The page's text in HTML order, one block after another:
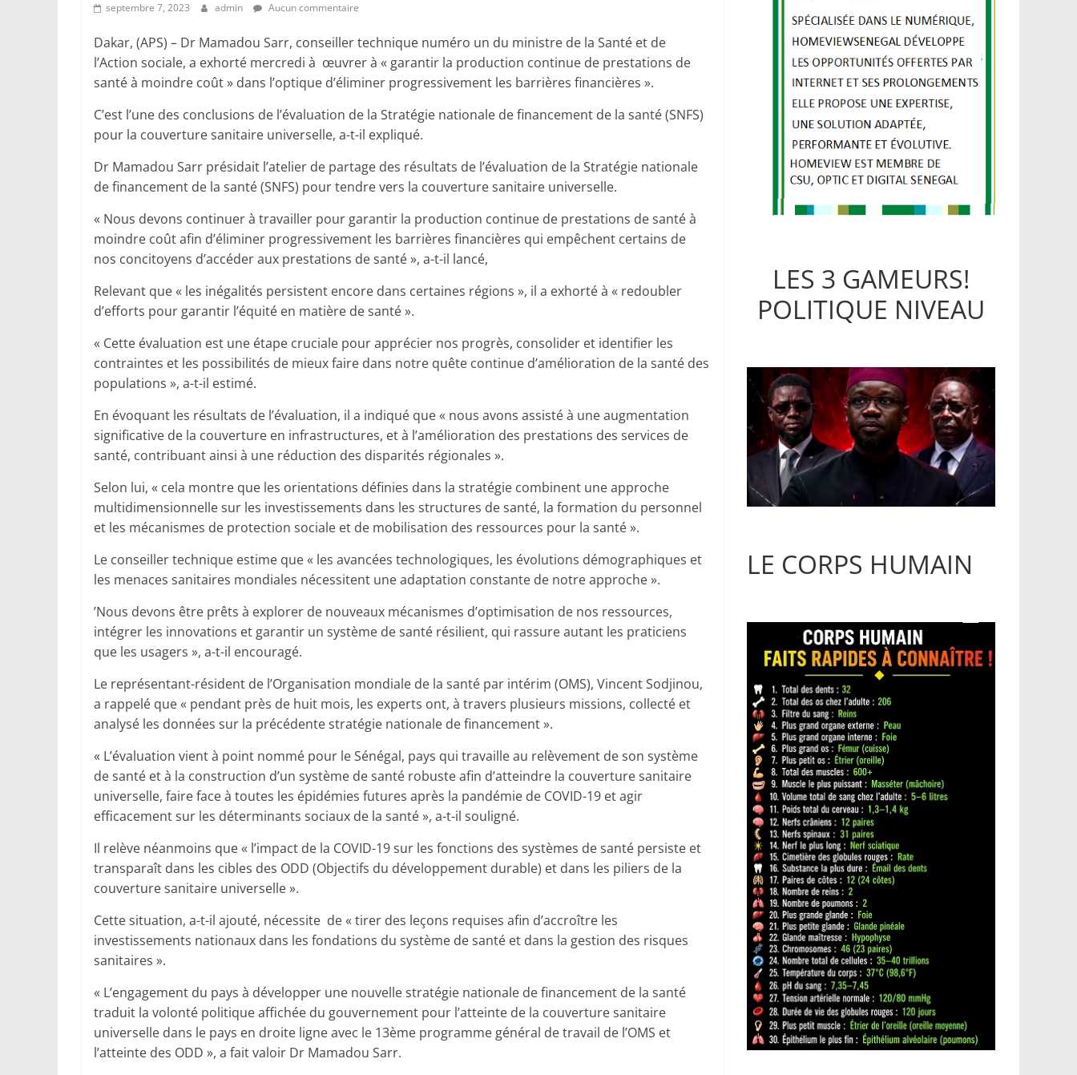
septembre 7, 2023 admin Aucun commentaire
Dakar, (APS) – Dr Mamadou Sarr, conseiller technique numéro un du ministre de la Santé et de
l’Action sociale, a exhorté mercredi à œuvrer à « garantir la production continue de prestations de
santé à moindre coût » dans l’optique d’éliminer progressivement les barrières financières ».
C’est l’une des conclusions de l’évaluation de la Stratégie nationale de financement de la santé (SNFS)
pour la couverture sanitaire universelle, a-t-il expliqué.
Dr Mamadou Sarr présidait l’atelier de partage des résultats de l’évaluation de la Stratégie nationale
de financement de la santé (SNFS) pour tendre vers la couverture sanitaire universelle.
« Nous devons continuer à travailler pour garantir la production continue de prestations de santé à
moindre coût afin d’éliminer progressivement les barrières financières qui empêchent certains de
nos concitoyens d’accéder aux prestations de santé », a-t-il lancé,
Relevant que « les inégalités persistent encore dans certaines régions », il a exhorté à « redoubler
d’efforts pour garantir l’équité en matière de santé ».
« Cette évaluation est une étape cruciale pour apprécier nos progrès, consolider et identifier les
contraintes et les possibilités de mieux faire dans notre quête continue d’amélioration de la santé des
populations », a-t-il estimé.
En évoquant les résultats de l’évaluation, il a indiqué que « nous avons assisté à une augmentation
significative de la couverture en infrastructures, et à l’amélioration des prestations des services de
santé, contribuant ainsi à une réduction des disparités régionales ».
Selon lui, « cela montre que les orientations définies dans la stratégie combinent une approche
multidimensionnelle sur les investissements dans les structures de santé, la formation du personnel
et les mécanismes de protection sociale et de mobilisation des ressources pour la santé ».
Le conseiller technique estime que « les avancées technologiques, les évolutions démographiques et
les menaces sanitaires mondiales nécessitent une adaptation constante de notre approche ».
’Nous devons être prêts à explorer de nouveaux mécanismes d’optimisation de nos ressources,
intégrer les innovations et garantir un système de santé résilient, qui rassure autant les praticiens
que les usagers », a-t-il encouragé.
Le représentant-résident de l’Organisation mondiale de la santé par intérim (OMS), Vincent Sodjinou,
a rappelé que « pendant près de huit mois, les experts ont, à travers plusieurs missions, collecté et
analysé les données sur la précédente stratégie nationale de financement ».
« L’évaluation vient à point nommé pour le Sénégal, pays qui travaille au relèvement de son système
de santé et à la construction d’un système de santé robuste afin d’atteindre la couverture sanitaire
universelle, faire face à toutes les épidémies futures après la pandémie de COVID-19 et agir
efficacement sur les déterminants sociaux de la santé », a-t-il souligné.
Il relève néanmoins que « l’impact de la COVID-19 sur les fonctions des systèmes de santé persiste et
transparaît dans les cibles des ODD (Objectifs du développement durable) et dans les piliers de la
couverture sanitaire universelle ».
Cette situation, a-t-il ajouté, nécessite de « tirer des leçons requises afin d’accroître les
investissements nationaux dans les fondations du système de santé et dans la gestion des risques
sanitaires ».
« L’engagement du pays à développer une nouvelle stratégie nationale de financement de la santé
traduit la volonté politique affichée du gouvernement pour l’atteinte de la couverture sanitaire
universelle dans le pays en droite ligne avec le 13ème programme général de travail de l’OMS et
l’atteinte des ODD », a fait valoir Dr Mamadou Sarr.
LES 3 GAMEURS!
POLITIQUE NIVEAU
LE CORPS HUMAIN